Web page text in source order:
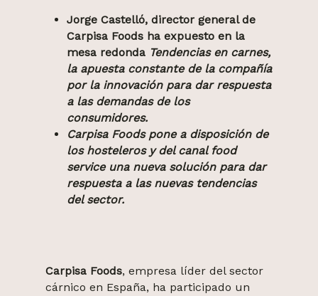
Jorge Castelló, director general de
Carpisa Foods ha expuesto en la
mesa redonda Tendencias en carnes,
la apuesta constante de la compañía
por la innovación para dar respuesta
a las demandas de los
consumidores.
Carpisa Foods pone a disposición de
los hosteleros y del canal food
service una nueva solución para dar
respuesta a las nuevas tendencias
del sector.
Carpisa Foods, empresa líder del sector
cárnico en España, ha participado un